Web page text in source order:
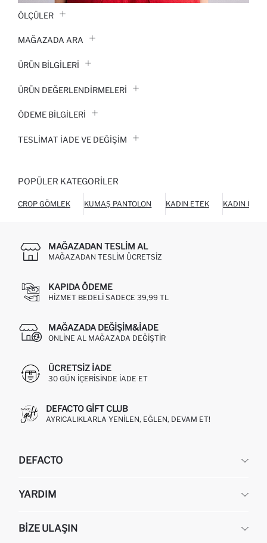
ÖLÇÜLER
MAĞAZADA ARA
ÜRÜN BILGILERI
ÜRÜN DEĞERLENDİRMELERİ
ÖDEME BİLGİLERİ
TESLIMAT İADE VE DEĞIŞIM
POPÜLER KATEGORILER
CROP GÖMLEK KUMAŞ PANTOLON KADIN ETEK KADIN ÜST
MAĞAZADAN TESLIM AL
MAĞAZADAN TESLIM ÜCRETSIZ
KAPIDA ÖDEME
HIZMET BEDELI SADECE 39,99 TL
MAĞAZADA DEĞIŞIM&İADE
ONLINE AL MAĞAZADA DEĞIŞTIR
ÜCRETSIZ IADE
30 GÜN IÇERISINDE IADE ET
DEFACTO GIFT CLUB
AYRICALIKLARLA YENILEN, EĞLEN, DEVAM ET!
DEFACTO
HAKKIMIZDA
KURUMSAL SATIŞ
YARDIM
SIPARIŞIMI NASIL TAKIP EDERIM?
BIZE ULAŞIN